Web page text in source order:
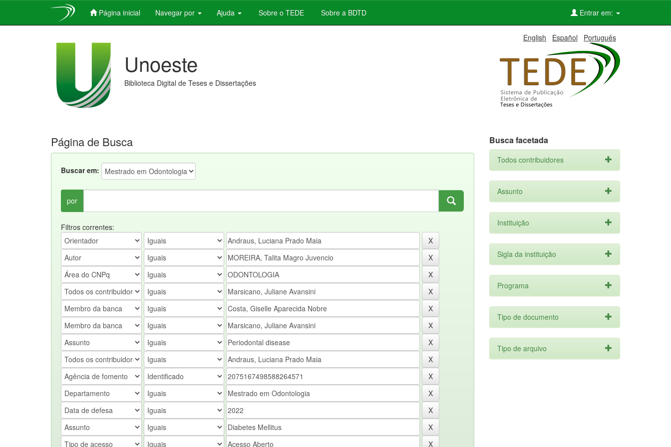
Página inicial Navegar por Ajuda Sobre o TEDE Sobre a BDTD Entrar em:
English Español Português
Unoeste
Biblioteca Digital de Teses e Dissertações
Página de Busca
Buscar em:
por
Filtros correntes:
Busca facetada
Todos contribuidores
Assunto
Instituição
Sigla da instituição
Programa
Tipo de documento
Tipo de arquivo